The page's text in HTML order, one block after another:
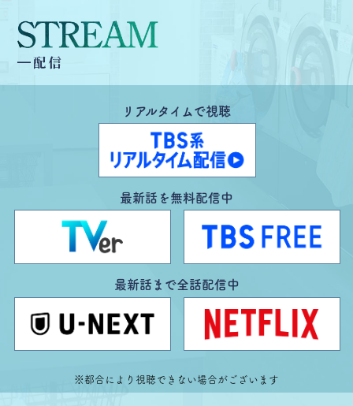
2026.06.19
リアルタイムで視聴
最新話を無料配信中
最新話まで全話配信中
※都合により視聴できない場合がございます